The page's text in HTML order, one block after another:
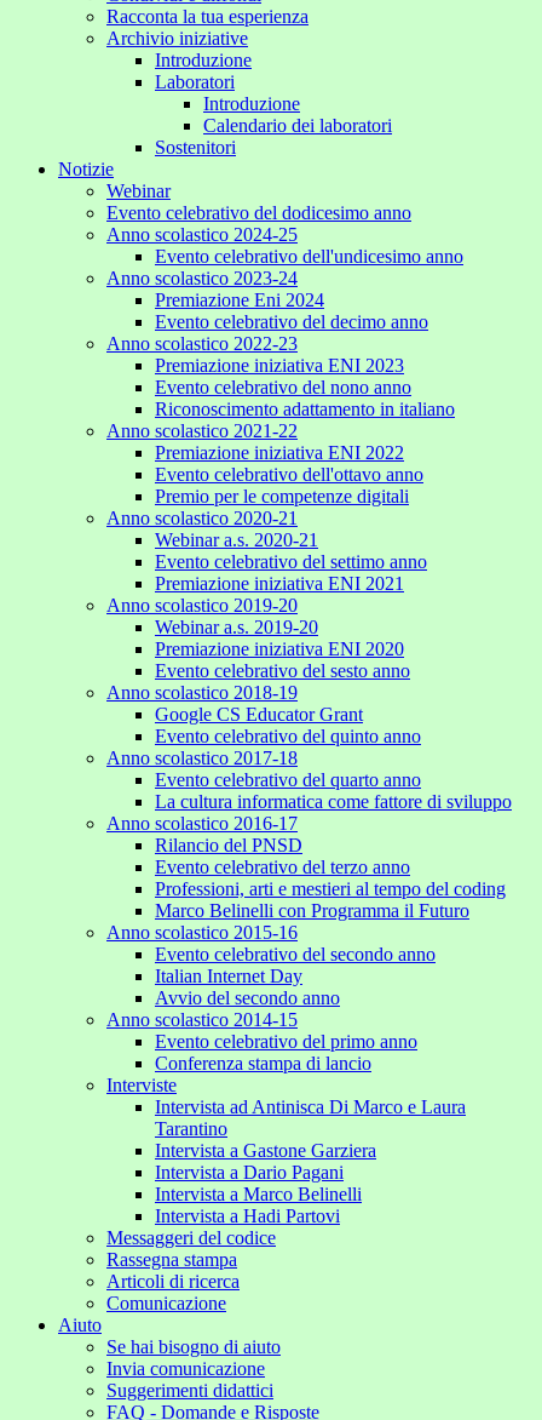
Racconta la tua esperienza
Archivio iniziative
Introduzione
Laboratori
Introduzione
Calendario dei laboratori
Sostenitori
Notizie
Webinar
Evento celebrativo del dodicesimo anno
Anno scolastico 2024-25
Evento celebrativo dell'undicesimo anno
Anno scolastico 2023-24
Premiazione Eni 2024
Evento celebrativo del decimo anno
Anno scolastico 2022-23
Premiazione iniziativa ENI 2023
Evento celebrativo del nono anno
Riconoscimento adattamento in italiano
Anno scolastico 2021-22
Premiazione iniziativa ENI 2022
Evento celebrativo dell'ottavo anno
Premio per le competenze digitali
Anno scolastico 2020-21
Webinar a.s. 2020-21
Evento celebrativo del settimo anno
Premiazione iniziativa ENI 2021
Anno scolastico 2019-20
Webinar a.s. 2019-20
Premiazione iniziativa ENI 2020
Evento celebrativo del sesto anno
Anno scolastico 2018-19
Google CS Educator Grant
Evento celebrativo del quinto anno
Anno scolastico 2017-18
Evento celebrativo del quarto anno
La cultura informatica come fattore di sviluppo
Anno scolastico 2016-17
Rilancio del PNSD
Evento celebrativo del terzo anno
Professioni, arti e mestieri al tempo del coding
Marco Belinelli con Programma il Futuro
Anno scolastico 2015-16
Evento celebrativo del secondo anno
Italian Internet Day
Avvio del secondo anno
Anno scolastico 2014-15
Evento celebrativo del primo anno
Conferenza stampa di lancio
Interviste
Intervista ad Antinisca Di Marco e Laura
Tarantino
Intervista a Gastone Garziera
Intervista a Dario Pagani
Intervista a Marco Belinelli
Intervista a Hadi Partovi
Messaggeri del codice
Rassegna stampa
Articoli di ricerca
Comunicazione
Aiuto
Se hai bisogno di aiuto
Invia comunicazione
Suggerimenti didattici
FAQ - Domande e Risposte